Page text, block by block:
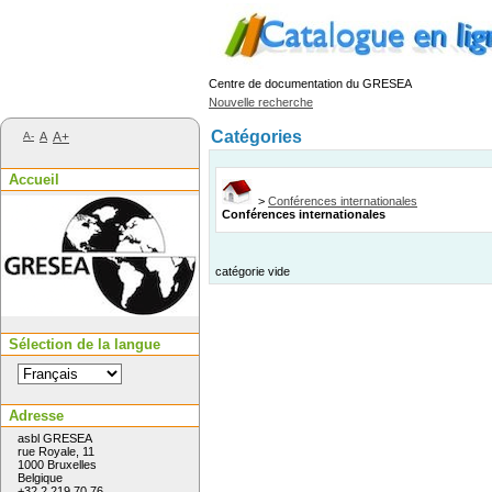
Centre de documentation du GRESEA
Nouvelle recherche
Catégories
> Conférences internationales
Conférences internationales
catégorie vide
A- A A+
Accueil
Sélection de la langue
Adresse
asbl GRESEA
rue Royale, 11
1000 Bruxelles
Belgique